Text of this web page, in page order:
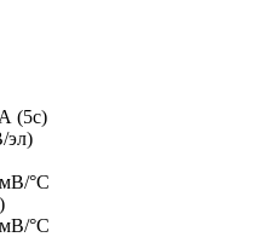
(5с)
эл)
°С
°С